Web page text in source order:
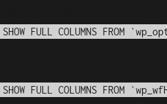
SHOW FULL COLUMNS FROM
SHOW FULL COLUMNS FROM